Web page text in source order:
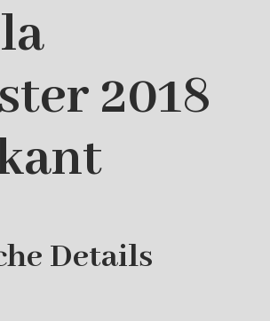
2018
Details